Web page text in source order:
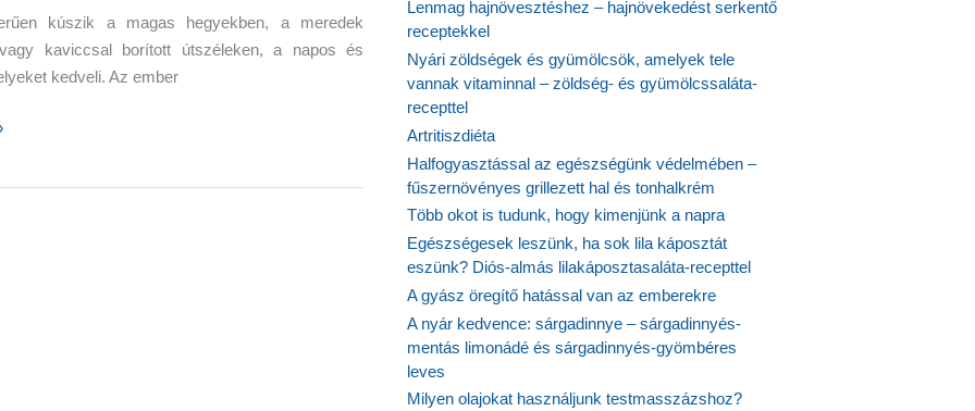
kúszik a magas hegyekben, a meredek
kaviccsal borított útszéleken, a napos és
kedveli. Az ember
Lenmag hajnövesztéshez – hajnövekedést serkentő
receptekkel
Nyári zöldségek és gyümölcsök, amelyek tele
vannak vitaminnal – zöldség- és gyümölcssaláta-
recepttel
Artritiszdiéta
Halfogyasztással az egészségünk védelmében –
fűszernövényes grillezett hal és tonhalkrém
Több okot is tudunk, hogy kimenjünk a napra
Egészségesek leszünk, ha sok lila káposztát
eszünk? Diós-almás lilakáposztasaláta-recepttel
A gyász öregítő hatással van az emberekre
A nyár kedvence: sárgadinnye – sárgadinnyés-
mentás limonádé és sárgadinnyés-gyömbéres
leves
Milyen olajokat használjunk testmasszázshoz?